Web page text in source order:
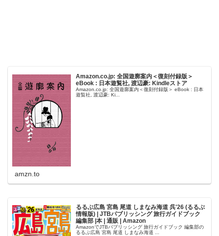
Amazon.co.jp: 全国遊廓案内＜復刻付録版＞
eBook : 日本遊覧社, 渡辺豪: Kindleストア
Amazon.co.jp: 全国遊廓案内＜復刻付録版＞ eBook : 日本
遊覧社, 渡辺豪: Ki...
amzn.to
るるぶ広島 宮島 尾道 しまなみ海道 呉'26 (るるぶ
情報版) | JTBパブリッシング 旅行ガイドブック
編集部 |本 | 通販 | Amazon
AmazonでJTBパブリッシング 旅行ガイドブック 編集部の
るるぶ広島 宮島 尾道 しまなみ海道 ...